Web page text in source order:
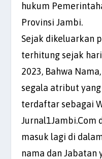
hukum
Provinsi Jambi.
Sejak dikeluarkan
terhitung sejak
2023, Bahwa
segala atribut
terdaftar sebagai
Jurnal1Jambi.Com
masuk lagi di
nama dan Jabatan